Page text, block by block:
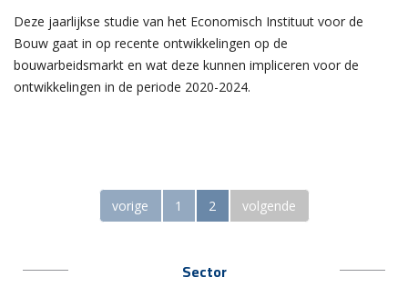
Deze jaarlijkse studie van het Economisch Instituut voor de
Bouw gaat in op recente ontwikkelingen op de
bouwarbeidsmarkt en wat deze kunnen impliceren voor de
ontwikkelingen in de periode 2020-2024.
vorige 1 2 volgende
Sector